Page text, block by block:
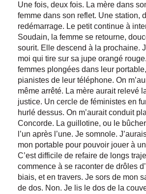
Une fois, deux fois. La mère dans
femme dans son reflet. Une station,
redémarrage. Le petit continue à
Soudain, la femme se retourne,
sourit. Elle descend à la prochaine.
moi qui tire sur sa jupe orangé
femmes plongées dans leur
pianistes de leur téléphone. On
même arrêté. La mère aurait relevé
justice. Un cercle de féministes en
hurlé dessus. On m’aurait conduit
Concorde. La guillotine, ou le
l’un après l’une. Je somnole.
mon portable pour pouvoir jouer à
C’est difficile de refaire de longs
commence à se raconter de drôles
biais, et en travers. Je sors de mon
de dos. Non. Je lis le dos de la